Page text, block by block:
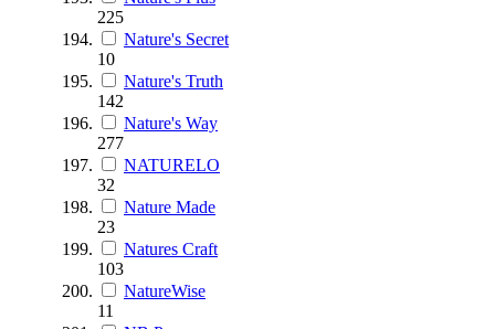
225
Nature's Secret
10
Nature's Truth
142
Nature's Way
277
NATURELO
32
Nature Made
23
Natures Craft
103
NatureWise
11